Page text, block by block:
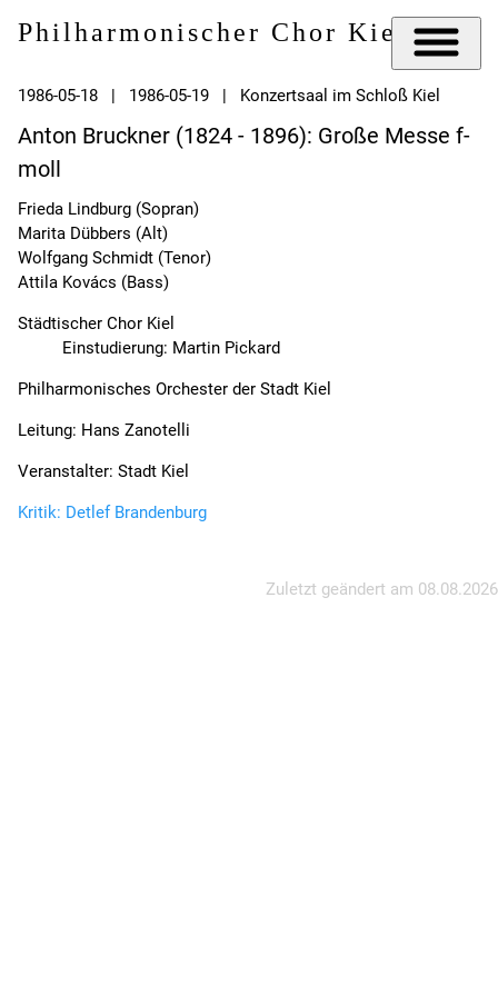
Philharmonischer Chor Kiel e.V.
1986-05-18 | 1986-05-19 | Konzertsaal im Schloß Kiel
Anton Bruckner (1824 - 1896): Große Messe f-
moll
Frieda Lindburg (Sopran)
Marita Dübbers (Alt)
Wolfgang Schmidt (Tenor)
Attila Kovács (Bass)
Städtischer Chor Kiel
Einstudierung: Martin Pickard
Philharmonisches Orchester der Stadt Kiel
Leitung: Hans Zanotelli
Veranstalter: Stadt Kiel
Kritik: Detlef Brandenburg
Zuletzt geändert am 08.08.2026